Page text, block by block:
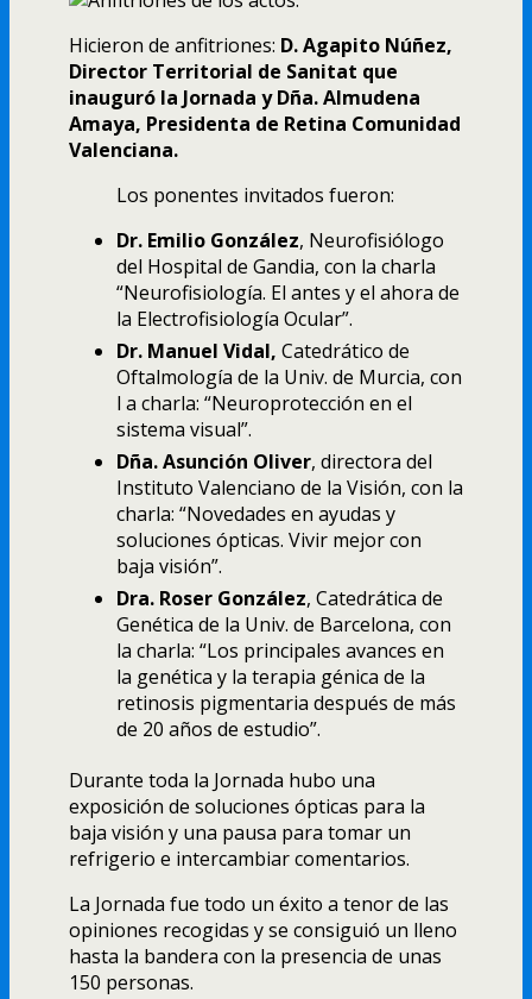
Hicieron de anfitriones: D. Agapito Núñez,
Director Territorial de Sanitat que
inauguró la Jornada y Dña. Almudena
Amaya, Presidenta de Retina Comunidad
Valenciana.
Los ponentes invitados fueron:
Dr. Emilio González, Neurofisiólogo
del Hospital de Gandia, con la charla
“Neurofisiologí­a. El antes y el ahora de
la Electrofisiologí­a Ocular”.
Dr. Manuel Vidal, Catedrático de
Oftalmologí­a de la Univ. de Murcia, con
l a charla: “Neuroprotección en el
sistema visual”.
Dña. Asunción Oliver, directora del
Instituto Valenciano de la Visión, con la
charla: “Novedades en ayudas y
soluciones ópticas. Vivir mejor con
baja visión”.
Dra. Roser González, Catedrática de
Genética de la Univ. de Barcelona, con
la charla: “Los principales avances en
la genética y la terapia génica de la
retinosis pigmentaria después de más
de 20 años de estudio”.
Durante toda la Jornada hubo una
exposición de soluciones ópticas para la
baja visión y una pausa para tomar un
refrigerio e intercambiar comentarios.
La Jornada fue todo un éxito a tenor de las
opiniones recogidas y se consiguió un lleno
hasta la bandera con la presencia de unas
150 personas.